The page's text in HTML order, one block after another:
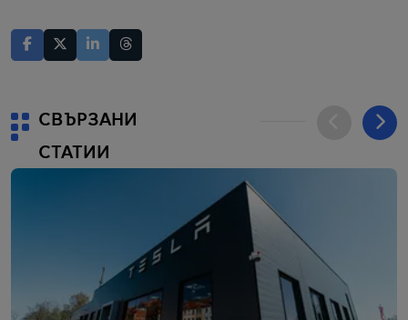
СВЪРЗАНИ
СТАТИИ